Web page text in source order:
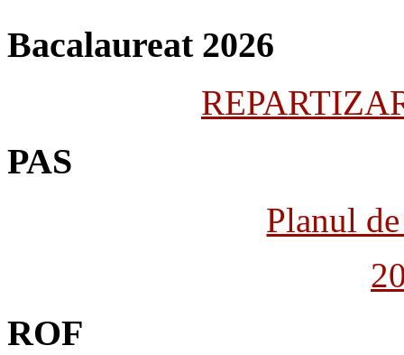
Bacalaureat 2026
PAS
Planul
ROF